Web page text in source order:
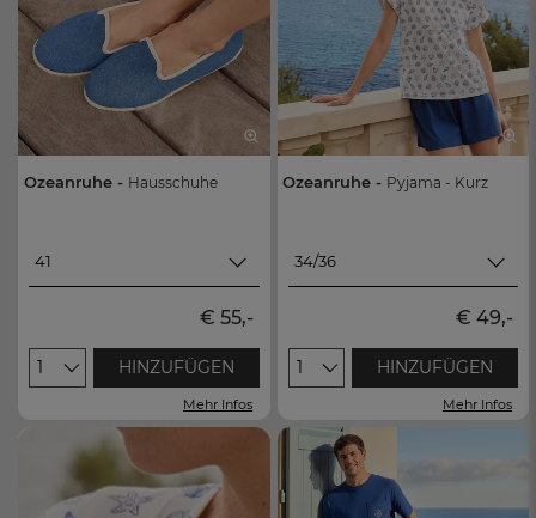
Ozeanruhe - Hausschuhe
41
41
37
39
40
€ 55,-
1 HINZUFÜGEN
Mehr Infos
Ozeanruhe - Pyjama - Kurz
34/36
34/36
42/44
€ 49,-
1 HINZUFÜGEN
Mehr Infos